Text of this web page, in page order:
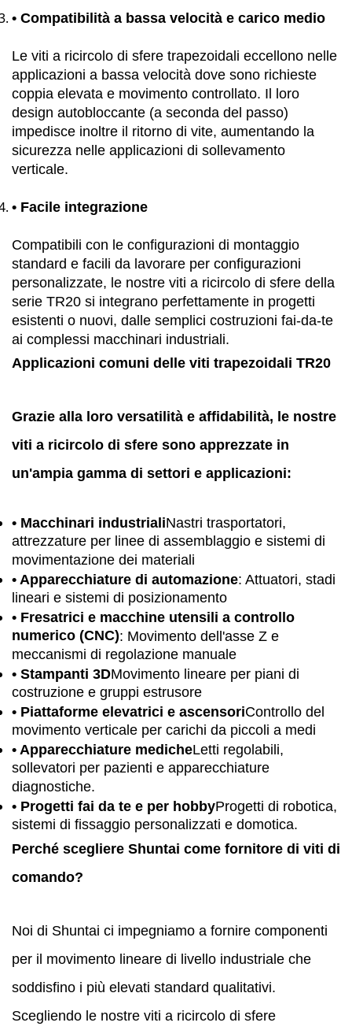
• Compatibilità a bassa velocità e carico medio
Le viti a ricircolo di sfere trapezoidali eccellono nelle
applicazioni a bassa velocità dove sono richieste
coppia elevata e movimento controllato. Il loro
design autobloccante (a seconda del passo)
impedisce inoltre il ritorno di vite, aumentando la
sicurezza nelle applicazioni di sollevamento
verticale.
• Facile integrazione
Compatibili con le configurazioni di montaggio
standard e facili da lavorare per configurazioni
personalizzate, le nostre viti a ricircolo di sfere della
serie TR20 si integrano perfettamente in progetti
esistenti o nuovi, dalle semplici costruzioni fai-da-te
ai complessi macchinari industriali.
Applicazioni comuni delle viti trapezoidali TR20
Grazie alla loro versatilità e affidabilità, le nostre
viti a ricircolo di sfere sono apprezzate in
un'ampia gamma di settori e applicazioni:
• Macchinari industrialiNastri trasportatori,
attrezzature per linee di assemblaggio e sistemi di
movimentazione dei materiali
• Apparecchiature di automazione: Attuatori, stadi
lineari e sistemi di posizionamento
• Fresatrici e macchine utensili a controllo
numerico (CNC): Movimento dell'asse Z e
meccanismi di regolazione manuale
• Stampanti 3DMovimento lineare per piani di
costruzione e gruppi estrusore
• Piattaforme elevatrici e ascensoriControllo del
movimento verticale per carichi da piccoli a medi
• Apparecchiature medicheLetti regolabili,
sollevatori per pazienti e apparecchiature
diagnostiche.
• Progetti fai da te e per hobbyProgetti di robotica,
sistemi di fissaggio personalizzati e domotica.
Perché scegliere Shuntai come fornitore di viti di
comando?
Noi di Shuntai ci impegniamo a fornire componenti
per il movimento lineare di livello industriale che
soddisfino i più elevati standard qualitativi.
Scegliendo le nostre viti a ricircolo di sfere